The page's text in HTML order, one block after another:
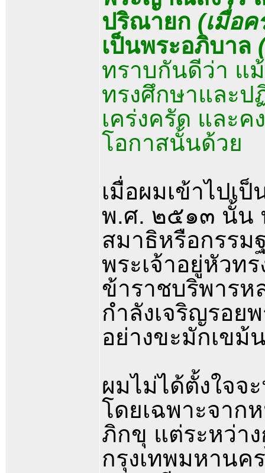
ปริณายก (เมื่อ
เป็นพระอภิบาล
ทราบกันดีว่า แ
ทรงศึกษาและป
เคร่งครัด และค
โอกาสนั้นด้วย
เมื่อผมเข้าไปเ
พ.ศ. ๒๕๑๓ นั้น
สมาธิหรือกรรม
พระเจ้าอยู่หัวท
ข้าราชบริพารห
กำลังเจริญรอย
อย่างขะมักเขม้
ผมไม่ได้ตั้งใจจ
โดยเฉพาะจาก
ภิกขุ แต่ระหว่า
กรุงเทพมหานค